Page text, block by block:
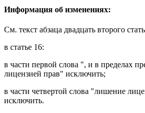
Информация об изменениях:
См. текст абзаца двадцать второго
в статье 16:
в части первой слова ", и в пределах
лицензией прав" исключить;
в части четвертой слова "лишение
исключить.